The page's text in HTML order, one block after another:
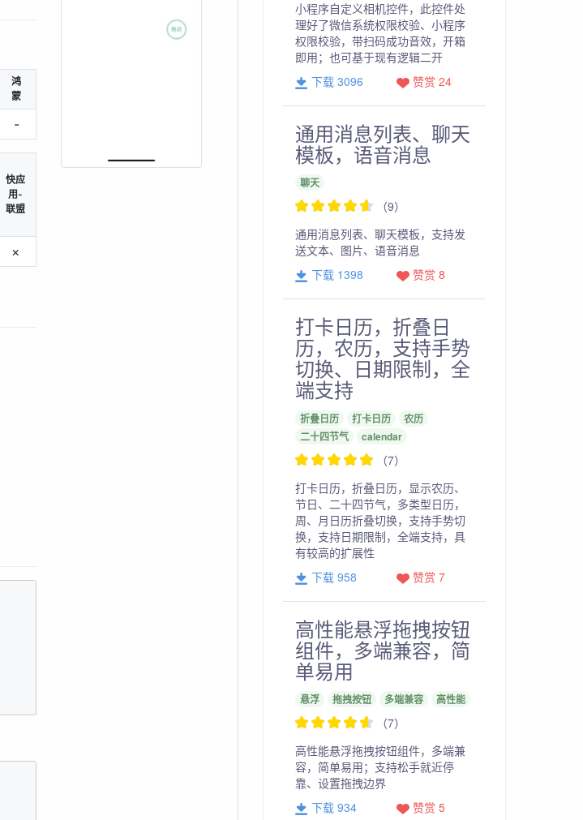
鸿
蒙
-
快应
用-
联盟
×
小程序自定义相机控件，此控件处
理好了微信系统权限校验、小程序
权限校验，带扫码成功音效，开箱
即用；也可基于现有逻辑二开
下载 3096
赞赏 24
通用消息列表、聊天
模板，语音消息
聊天
（9）
通用消息列表、聊天模板，支持发
送文本、图片、语音消息
下载 1398
赞赏 8
打卡日历，折叠日
历，农历，支持手势
切换、日期限制，全
端支持
折叠日历 打卡日历
农历
二十四节气
calendar
（7）
打卡日历，折叠日历，显示农历、
节日、二十四节气，多类型日历，
周、月日历折叠切换，支持手势切
换，支持日期限制，全端支持，具
有较高的扩展性
下载 958
赞赏 7
高性能悬浮拖拽按钮
组件，多端兼容，简
单易用
悬浮 拖拽按钮 多端兼容 高性能
（7）
高性能悬浮拖拽按钮组件，多端兼
容，简单易用；支持松手就近停
靠、设置拖拽边界
下载 934
赞赏 5